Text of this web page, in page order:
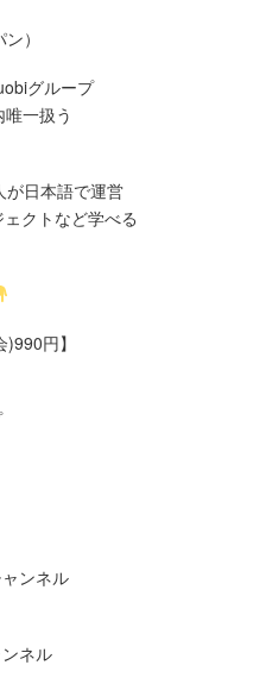
）
グループ
一扱う
が日本語で運営
クトなど学べる
円】
ンネル
ネル